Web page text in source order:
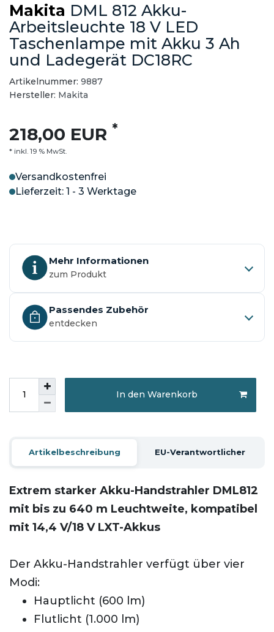
Makita DML 812 Akku-
Arbeitsleuchte 18 V LED
Taschenlampe mit Akku 3 Ah
und Ladegerät DC18RC
Artikelnummer: 9887
Hersteller: Makita
218,00 EUR *
* inkl. 19 % MwSt.
Versandkostenfrei
Lieferzeit: 1 - 3 Werktage
Mehr Informationen
zum Produkt
Passendes Zubehör
entdecken
In den Warenkorb
Artikelbeschreibung EU-Verantwortlicher
Extrem starker Akku-Handstrahler DML812
mit bis zu 640 m Leuchtweite, kompatibel
mit 14,4 V/18 V LXT-Akkus
Der Akku-Handstrahler verfügt über vier
Modi:
Hauptlicht (600 lm)
Flutlicht (1.000 lm)